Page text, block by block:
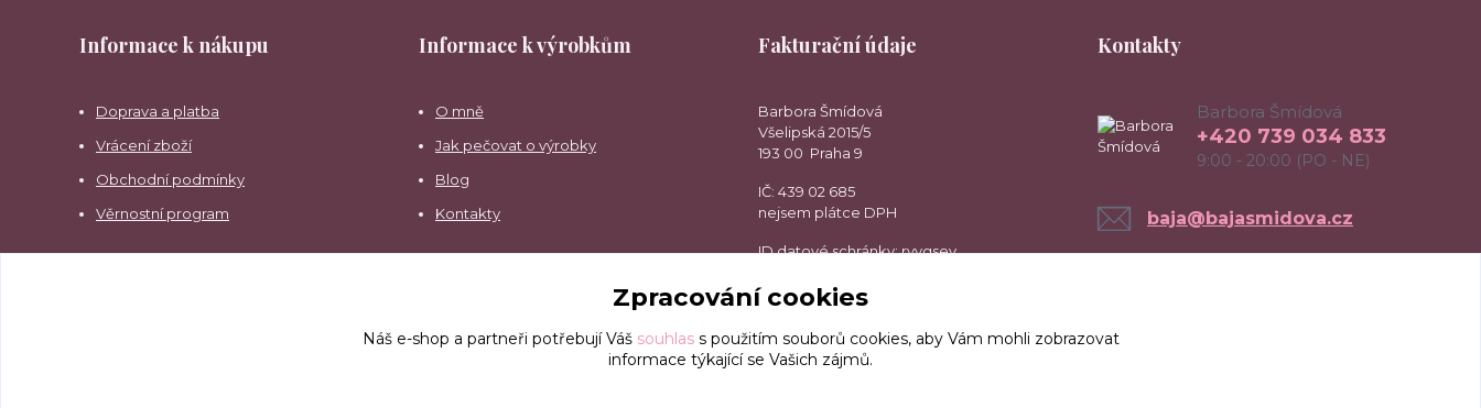
Informace k nákupu
Doprava a platba
Vrácení zboží
Obchodní podmínky
Věrnostní program
Informace k výrobkům
O mně
Jak pečovat o výrobky
Blog
Kontakty
Fakturační údaje
Barbora Šmídová
Všelipská 2015/5
193 00 Praha 9
IČ: 439 02 685
nejsem plátce DPH
ID datové schránky: rvvgsev
Kontakty
Barbora Šmídová
+420 739 034 833
9:00 - 20:00 (PO - NE)
baja@bajasmidova.cz
Zpracování cookies
Náš e-shop a partneři potřebují Váš souhlass použitím souborů cookies, aby Vám mohli zobrazovat
informace týkající se Vašich zájmů.